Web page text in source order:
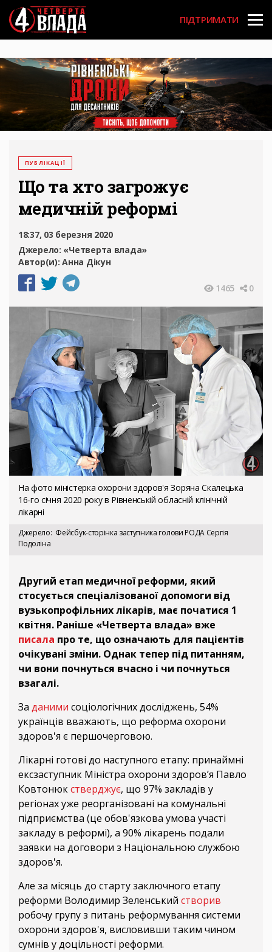
Перейти
до
основного
вмісту
User
account
menu
ПІДТРИМАТИ
ПУБЛІКАЦІЇ
Що та хто загрожує
медичній реформі
18:37, 03 березня 2020
Джерело: «Четверта влада»
Автор(и):Анна Дікун
1465 0
На фото міністерка охорони здоров'я Зоряна Скалецька
16-го січня 2020 року в Рівненській обласній клінічній
лікарні
Джерело Фейсбук-сторінка заступника голови РОДА Сергія
Подоліна
Другий етап медичної реформи, який
стосується спеціалізованої допомоги від
вузькопрофільних лікарів, має початися 1
квітня. Раніше «Четверта влада» вже
писала про те, що означають для пацієнтів
очікувані зміни. Однак тепер під питанням,
чи вони почнуться вчасно і чи почнуться
взагалі.
За даними соціологічних досліджень, 54%
українців вважають, що реформа охорони
здоров'я є першочерговою.
Лікарні готові до наступного етапу: принаймні
ексзаступник Міністра охорони здоров’я Павло
Ковтонюкстверджує, що 97% закладів у
регіонах уже реорганізовані на комунальні
підприємства (це обов'язкова умова участі
закладу в реформі), а 90% лікарень подали
заявки на договори з Національною службою
здоров'я.
Але за місяць до старту заключного етапу
реформи Володимир Зеленський створив
робочу групу з питань реформування системи
охорони здоров'я, висловивши таким чином
сумнів у доцільності реформи.